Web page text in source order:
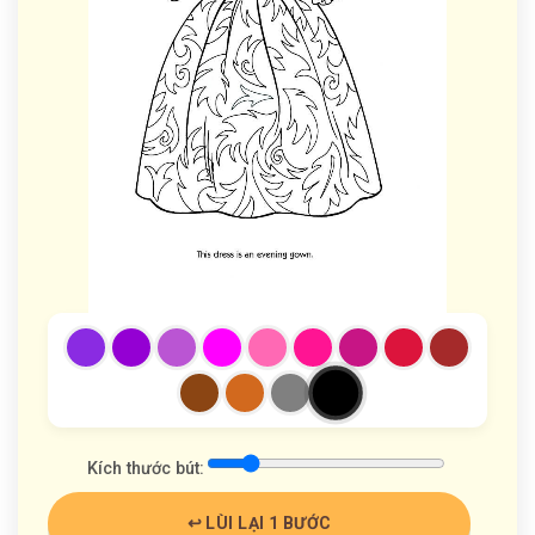
Kích thước bút:
↩️ LÙI LẠI 1 BƯỚC